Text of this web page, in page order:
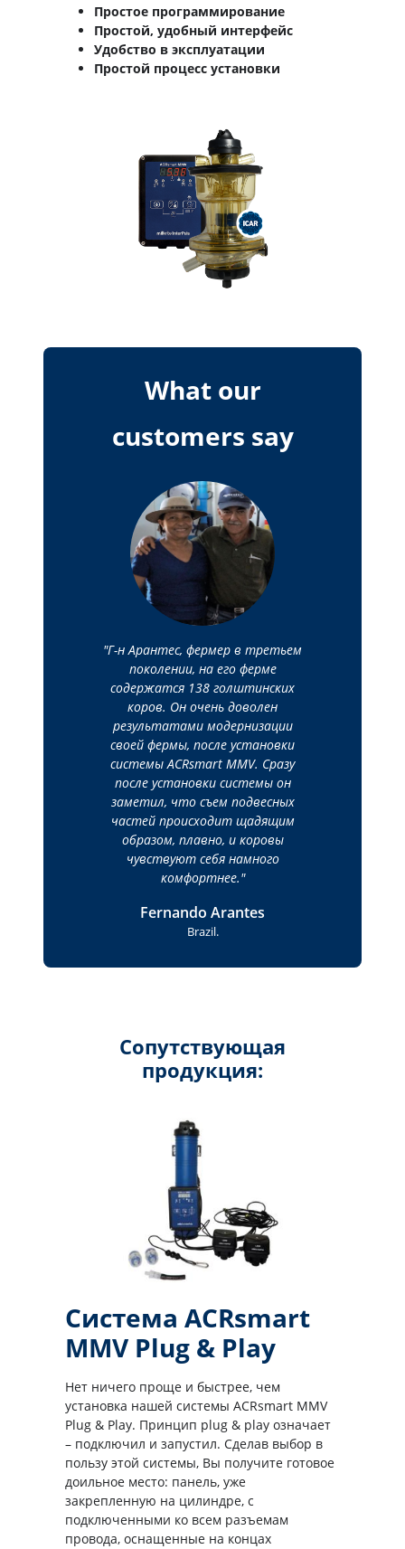
Простое программирование
Простой, удобный интерфейс
Удобство в эксплуатации
Простой процесс установки
What our
customers say
Г-н Арантес, фермер в третьем
поколении, на его ферме
содержатся 138 голштинских
коров. Он очень доволен
результатами модернизации
своей фермы, после установки
системы ACRsmart MMV. Сразу
после установки системы он
заметил, что съем подвесных
частей происходит щадящим
образом, плавно, и коровы
чувствуют себя намного
комфортнее.
Fernando Arantes
Brazil.
Сопутствующая
продукция:
Система ACRsmart
MMV Plug & Play
Нет ничего проще и быстрее, чем
установка нашей системы ACRsmart MMV
Plug & Play. Принцип plug & play означает
– подключил и запустил. Сделав выбор в
пользу этой системы, Вы получите готовое
доильное место: панель, уже
закрепленную на цилиндре, с
подключенными ко всем разъемам
провода, оснащенные на концах